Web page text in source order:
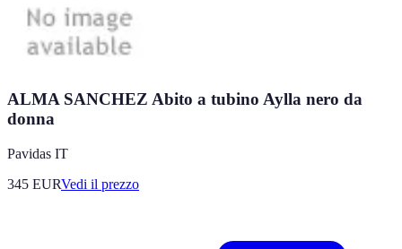
ALMA SANCHEZ Abito a tubino Aylla nero da
donna
Pavidas IT
345 EURVedi il prezzo